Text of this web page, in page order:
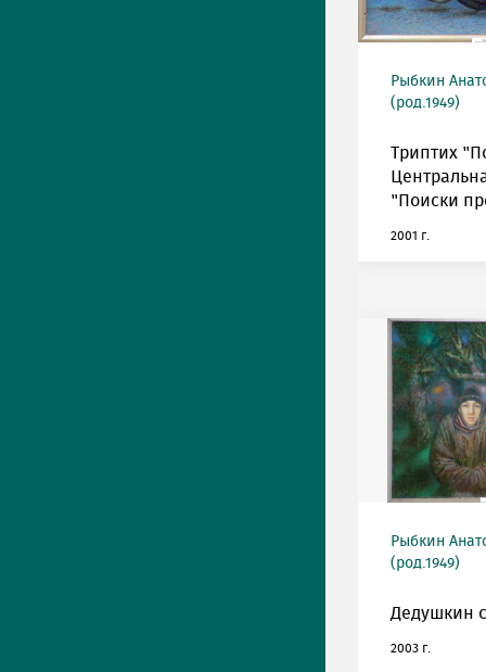
Рыбкин
(род.1949)
Триптих
"Поиски
2001 г.
Рыбкин
(род.1949)
Дедушкин
2003 г.